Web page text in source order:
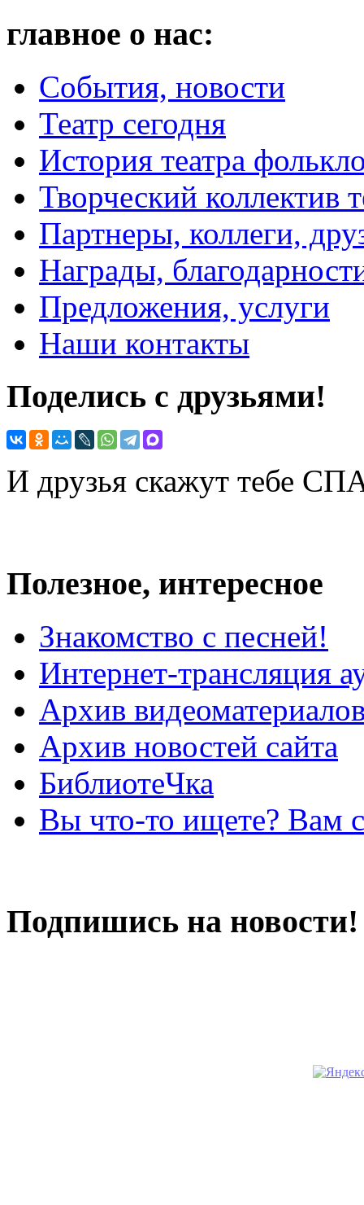
главное о нас:
События, новости
Театр сегодня
История театра
Творческий коллектив
Партнеры, коллеги,
Награды,
Предложения, услуги
Наши контакты
Поделись с друзьями!
И друзья скажут тебе
Полезное, интересное
Знакомство с песней!
Интернет-трансляция
Архив
Архив новостей сайта
БиблиотеЧка
Вы что-то ищете? Вам
Подпишись на новости!